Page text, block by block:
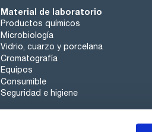
Material de laboratorio
Productos químicos
Microbiología
Vidrio, cuarzo y porcelana
Cromatografía
Equipos
Consumible
Seguridad e higiene